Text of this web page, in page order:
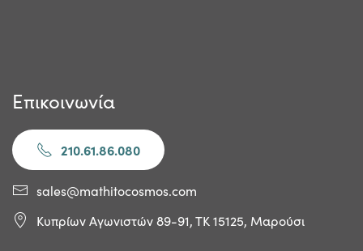
Επικοινωνία
210.61.86.080
sales@mathitocosmos.com
Κυπρίων Αγωνιστών 89-91, ΤΚ 15125, Μαρούσι